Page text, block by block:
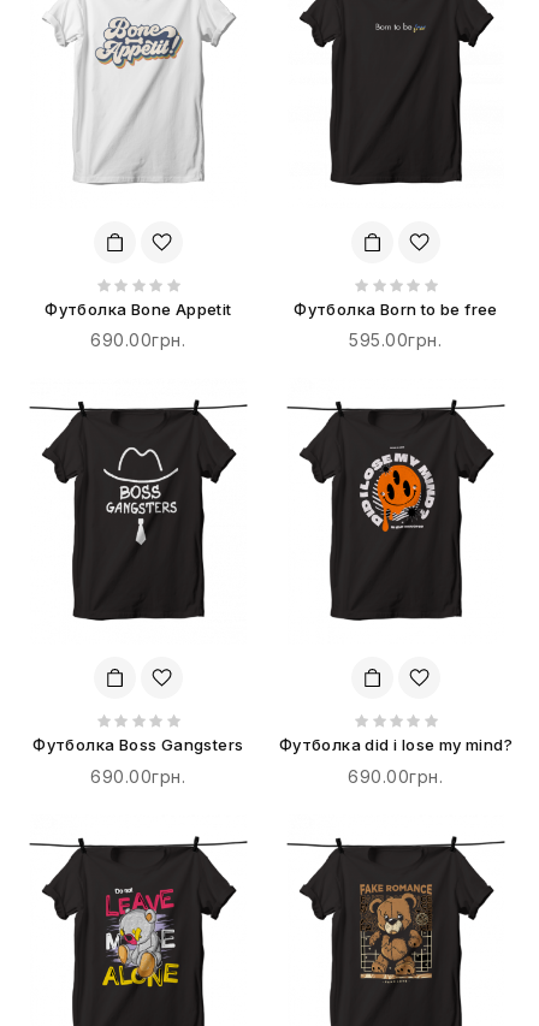
Футболка Bone Appetit
690.00грн.
Футболка Born to be free
595.00грн.
Футболка Boss Gangsters
690.00грн.
Футболка did i lose my mind?
690.00грн.